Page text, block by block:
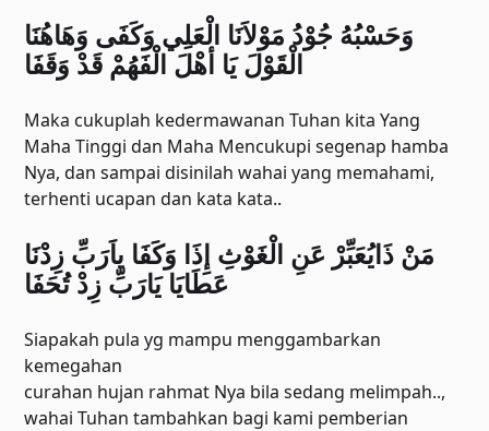
ﻭَﺣَﺴْﺒُﻪُ ﺟُﻮْﺩُ ﻣَﻮْﻻَﻧَﺎ ﺍﻟْﻌَﻠِﻲ ﻭَﻛَﻔَﻰ ﻭَﻫَﺎﻫُﻨَﺎ
ﺍﻟْﻘَﻮْﻝَ ﻳَﺎ ﺃﻫْﻞَ ﺍﻟْﻔَﻬُﻢْ ﻗَﺪْ ﻭَﻗَﻔَﺎ
Maka cukuplah kedermawanan Tuhan kita Yang
Maha Tinggi dan Maha Mencukupi segenap hamba
Nya, dan sampai disinilah wahai yang memahami,
terhenti ucapan dan kata kata..
ﻣَﻦْ ﺫَﺍﻳُﻌَﺒِّﺮْ ﻋَﻦِ ﺍﻟْﻐَﻮْﺙِ ﺇِﺫَﺍ ﻭَﻛَﻔَﺎ ﻳﺎَﺭَﺏِّ ﺯِﺩْﻧَﺎ
ﻋَﻄَﺎﻳَﺎ ﻳَﺎﺭَﺏِّ ﺯِﺩْ ﺗُﺤَﻔَﺎ
Siapakah pula yg mampu menggambarkan
kemegahan
curahan hujan rahmat Nya bila sedang melimpah..,
wahai Tuhan tambahkan bagi kami pemberian